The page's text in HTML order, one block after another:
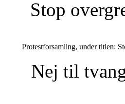
Stop
Protestforsamling, under titlen:
Nej til